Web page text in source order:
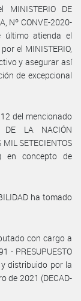
DE
Nº CONVE-2020-
último atienda el
el MINISTERIO,
y asegurar así
de excepcional
del mencionado
DE LA NACIÓN
SETECIENTOS
) en concepto de
ha tomado
con cargo a
- PRESUPUESTO
y distribuido por la
de 2021 (DECAD-